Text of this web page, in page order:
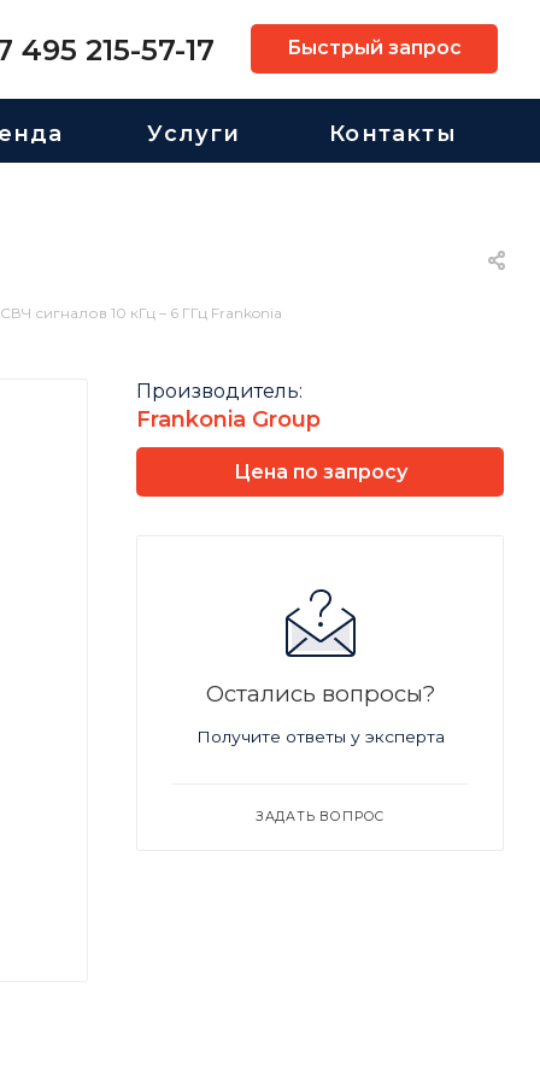
495 215-57-17 Быстрый запрос
Услуги Контакты
сигналов 10 кГц – 6 ГГц Frankonia
Производитель:
Frankonia Group
Цена по запросу
Остались вопросы?
Получите ответы у эксперта
ЗАДАТЬ ВОПРОС